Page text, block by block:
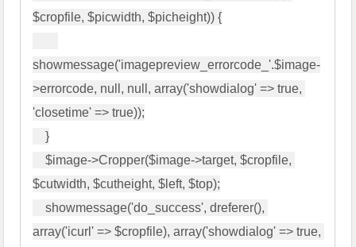
$cropfile, $picwidth, $picheight)) {
showmessage('imagepreview_errorcode_'.$image-
>errorcode, null, null, array('showdialog' => true,
'closetime' => true));
    }
    $image->Cropper($image->target, $cropfile,
$cutwidth, $cutheight, $left, $top);
    showmessage('do_success', dreferer(),
array('icurl' => $cropfile), array('showdialog' => true,